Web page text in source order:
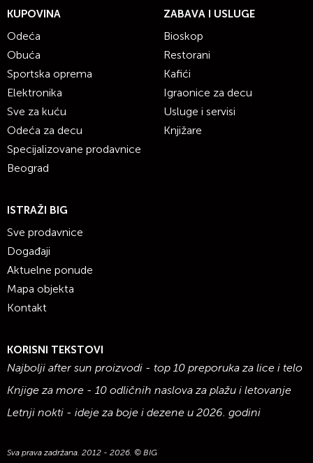
KUPOVINA
Odeća
Obuća
Sportska oprema
Elektronika
Sve za kuću
Odeća za decu
Specijalizovane prodavnice
Beograd
ZABAVA I USLUGE
Bioskop
Restorani
Kafići
Igraonice za decu
Usluge i servisi
Knjižare
ISTRAŽI BIG
Sve prodavnice
Događaji
Aktuelne ponude
Mapa objekta
Kontakt
KORISNI TEKSTOVI
Najbolji after sun proizvodi - top 10 preporuka za lice i telo
Knjige za more - 10 odličnih naslova za plažu i letovanje
Letnji nokti - ideje za boje i dezene u 2026. godini
Sva prava zadržana. 2012 - 2026. © BIG